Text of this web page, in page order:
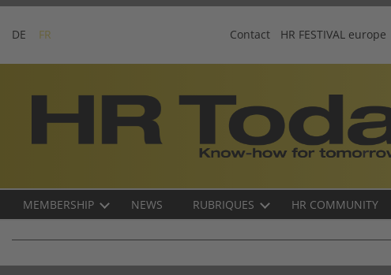
Skip
content
DE FR Contact HR FESTIVAL europe
Main
MEMBERSHIP NEWS RUBRIQUES HR COMMUNITY